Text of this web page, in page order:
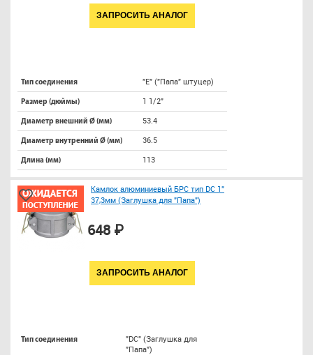
ЗАПРОСИТЬ АНАЛОГ
Тип соединения "E" ("Папа" штуцер)
Размер (дюймы) 1 1/2"
Диаметр внешний Ø (мм) 53.4
Диаметр внутренний Ø (мм) 36.5
Длина (мм) 113
Камлок алюминиевый БРС тип DC 1"
37,3мм (Заглушка для "Папа")
648 ₽
ЗАПРОСИТЬ АНАЛОГ
Тип соединения
"DC" (Заглушка для
"Папа")